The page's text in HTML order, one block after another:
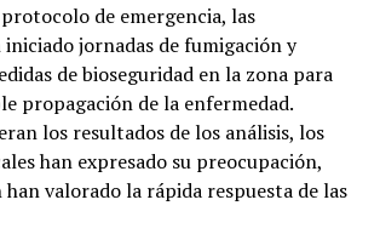
de emergencia, las
jornadas de fumigación y
de bioseguridad en la zona para
propagación de la enfermedad.
los resultados de los análisis, los
han expresado su preocupación,
valorado la rápida respuesta de las